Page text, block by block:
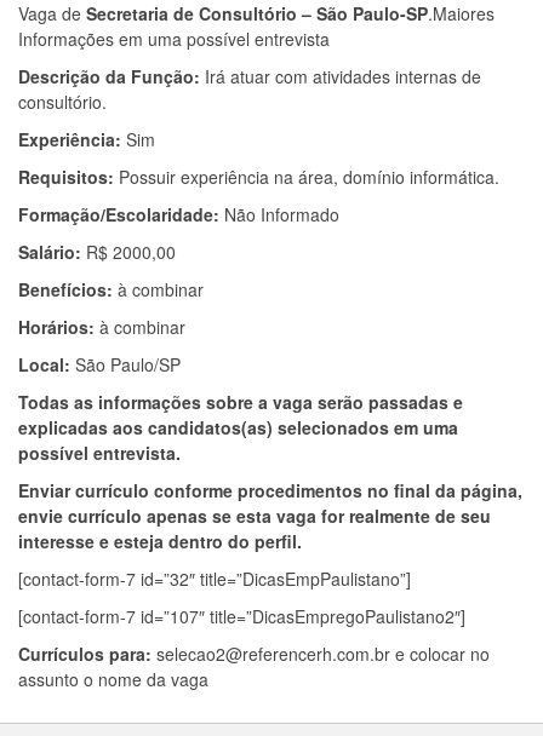
Vaga de Secretaria de Consultório – São Paulo-SP.Maiores
Informações em uma possível entrevista
Descrição da Função: Irá atuar com atividades internas de
consultório.
Experiência: Sim
Requisitos: Possuir experiência na área, domínio informática.
Formação/Escolaridade: Não Informado
Salário: R$ 2000,00
Benefícios: à combinar
Horários: à combinar
Local: São Paulo/SP
Todas as informações sobre a vaga serão passadas e
explicadas aos candidatos(as) selecionados em uma
possível entrevista.
Enviar currículo conforme procedimentos no final da página,
envie currículo apenas se esta vaga for realmente de seu
interesse e esteja dentro do perfil.
[contact-form-7 id=”32″ title=”DicasEmpPaulistano”]
[contact-form-7 id=”107″ title=”DicasEmpregoPaulistano2″]
Currículos para: selecao2@referencerh.com.br e colocar no
assunto o nome da vaga